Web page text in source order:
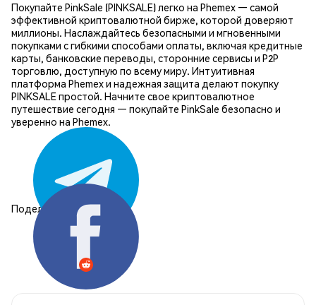
Покупайте PinkSale (PINKSALE) легко на Phemex — самой
эффективной криптовалютной бирже, которой доверяют
миллионы. Наслаждайтесь безопасными и мгновенными
покупками с гибкими способами оплаты, включая кредитные
карты, банковские переводы, сторонние сервисы и P2P
торговлю, доступную по всему миру. Интуитивная
платформа Phemex и надежная защита делают покупку
PINKSALE простой. Начните свое криптовалютное
путешествие сегодня — покупайте PinkSale безопасно и
уверенно на Phemex.
Поделиться: